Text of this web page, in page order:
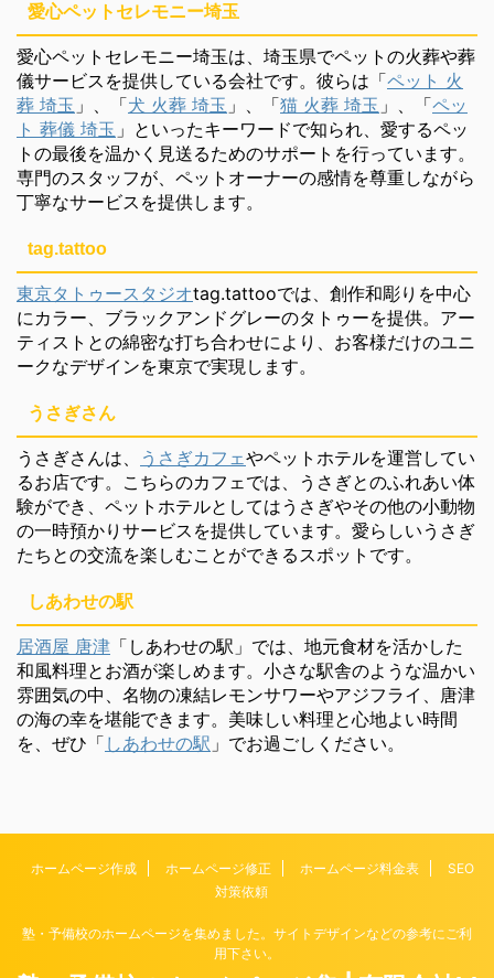
愛心ペットセレモニー埼玉
愛心ペットセレモニー埼玉は、埼玉県でペットの火葬や葬
儀サービスを提供している会社です。彼らは「ペット 火
葬 埼玉 」、「犬 火葬 埼玉 」、「猫 火葬 埼玉 」、「ペッ
ト 葬儀 埼玉 」といったキーワードで知られ、愛するペッ
トの最後を温かく見送るためのサポートを行っています。
専門のスタッフが、ペットオーナーの感情を尊重しながら
丁寧なサービスを提供します。
tag.tattoo
東京タトゥースタジオtag.tattooでは、創作和彫りを中心
にカラー、ブラックアンドグレーのタトゥーを提供。アー
ティストとの綿密な打ち合わせにより、お客様だけのユニ
ークなデザインを東京で実現します。
うさぎさん
うさぎさんは、 うさぎカフェやペットホテルを運営してい
るお店です。こちらのカフェでは、うさぎとのふれあい体
験ができ、ペットホテルとしてはうさぎやその他の小動物
の一時預かりサービスを提供しています。愛らしいうさぎ
たちとの交流を楽しむことができるスポットです。
しあわせの駅
居酒屋 唐津 「しあわせの駅」では、地元食材を活かした
和風料理とお酒が楽しめます。小さな駅舎のような温かい
雰囲気の中、名物の凍結レモンサワーやアジフライ、唐津
の海の幸を堪能できます。美味しい料理と心地よい時間
を、ぜひ「 しあわせの駅 」でお過ごしください。
ホームページ作成 ホームページ修正 ホームページ料金表
SEO
対策依頼
塾・予備校のホームページを集めました。サイトデザインなどの参考にご利
用下さい。